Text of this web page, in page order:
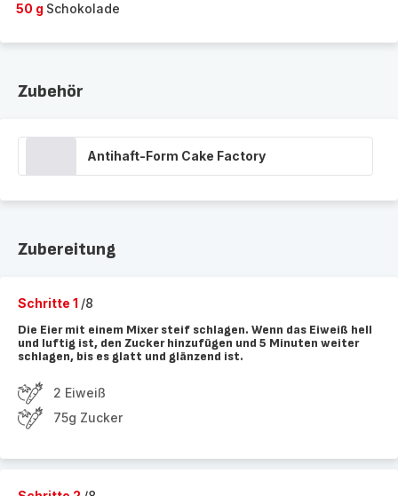
50 g Schokolade
Zubehör
Antihaft-Form Cake Factory
Zubereitung
Schritte 1 /8
Die Eier mit einem Mixer steif schlagen. Wenn das Eiweiß hell
und luftig ist, den Zucker hinzufügen und 5 Minuten weiter
schlagen, bis es glatt und glänzend ist.
2 Eiweiß
75g Zucker